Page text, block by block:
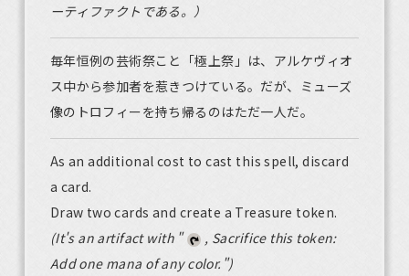
ーティファクトである。）
毎年恒例の芸術祭こと「極上祭」は、アルケヴィオ
ス中から参加者を惹きつけている。だが、ミューズ
像のトロフィーを持ち帰るのはただ一人だ。
As an additional cost to cast this spell, discard
a card.
Draw two cards and create a Treasure token.
(It's an artifact with "
, Sacrifice this token:
Add one mana of any color.")